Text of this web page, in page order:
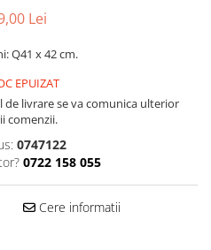
Lei
Q41 x 42 cm.
EPUIZAT
de livrare se va comunica ulterior
comenzii.
0747122
0722 158 055
Cere informatii